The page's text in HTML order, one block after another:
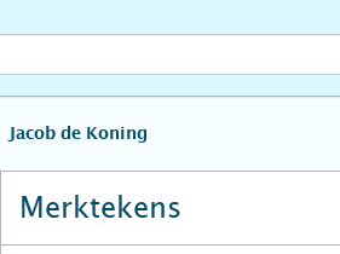
Jacob de Koning
Merktekens